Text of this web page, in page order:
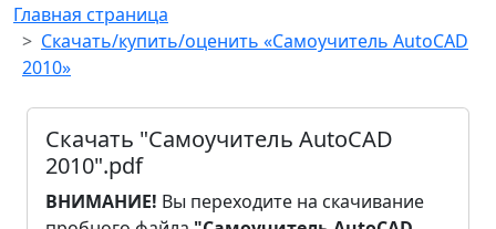
Главная страница
Скачать/купить/оценить «Самоучитель AutoCAD
2010»
Скачать "Самоучитель AutoCAD
2010".pdf
ВНИМАНИЕ! Вы переходите на скачивание